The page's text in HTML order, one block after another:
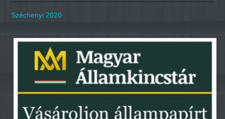
Széchenyi 2020